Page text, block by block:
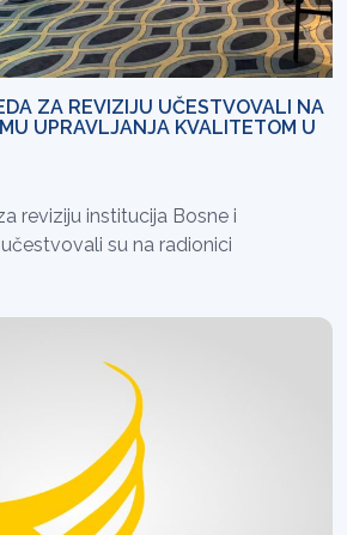
ZA REVIZIJU UČESTVOVALI NA
UPRAVLJANJA KVALITETOM U
reviziju institucija Bosne i
su na radionici